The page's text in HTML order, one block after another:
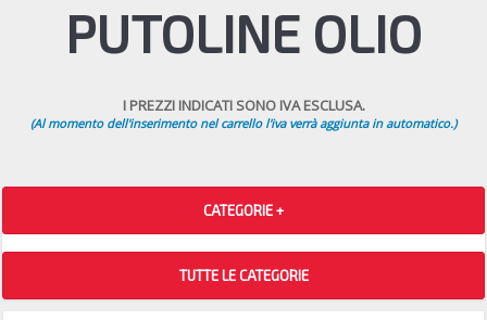
PUTOLINE OLIO
I PREZZI INDICATI SONO IVA ESCLUSA.
(Al momento dell'inserimento nel carrello l'iva verrà aggiunta in automatico.)
CATEGORIE +
TUTTE LE CATEGORIE